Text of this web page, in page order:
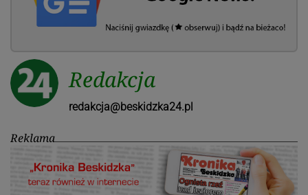
Redakcja
redakcja@beskidzka24.pl
Reklama